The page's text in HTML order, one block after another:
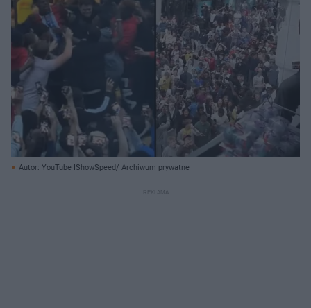
Autor: YouTube IShowSpeed/ Archiwum prywatne